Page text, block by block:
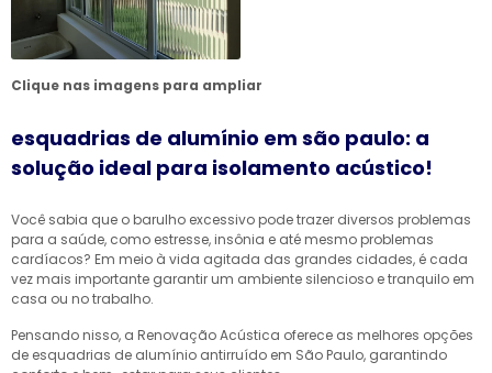
Clique nas imagens para ampliar
esquadrias de alumínio em são paulo: a
solução ideal para isolamento acústico!
Você sabia que o barulho excessivo pode trazer diversos problemas
para a saúde, como estresse, insônia e até mesmo problemas
cardíacos? Em meio à vida agitada das grandes cidades, é cada
vez mais importante garantir um ambiente silencioso e tranquilo em
casa ou no trabalho.
Pensando nisso, a Renovação Acústica oferece as melhores opções
de esquadrias de alumínio antirruído em São Paulo, garantindo